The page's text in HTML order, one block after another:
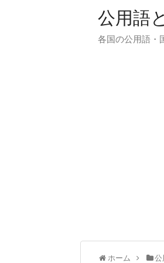
公用語
各国の公用語・
ホーム 公